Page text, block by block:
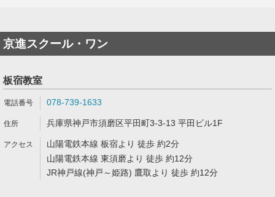
京進スクール・ワン
板宿教室
078-739-1633
兵庫県神戸市須磨区平田町3-3-13 平田ビル1F
山陽電鉄本線 板宿より 徒歩 約2分
山陽電鉄本線 東須磨より 徒歩 約12分
JR神戸線(神戸～姫路) 鷹取より 徒歩 約12分